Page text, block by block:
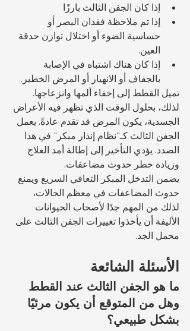
إذا كان الجفن الثالث بارزًا
إذا تم ملاحظة فقدان البصر أو
حساسية الضوء أو اختلال توازن حدقة
العين.
إذا كان هناك اشتباه في الإصابة
بالجفاف أو الانهيار أو المرض الخطير.
تميل القطط إلى إخفاء ألمها وانزعاجها.
لذلك، بحلول الوقت الذي تظهر فيه الأعراض
الجسدية، يكون المرض قد تقدم عادةً. يعمل
الجفن الثالث كـ"نظام إنذار مبكر" في هذا
الصدد. يؤدي التأخير إلى إطالة أمد العلاج
وزيادة خطر حدوث مضاعفات.
يضمن التدخل المبكر التعافي السريع ويمنع
حدوث المضاعفات في معظم الحالات،
لذلك من المهم جدًا لأصحاب الحيوانات
الأليفة أن يأخذوا تغييرات الجفن الثالث على
محمل الجد.
الأسئلة الشائعة
ما هو الجفن الثالث عند القطط
وهل من المتوقع أن يكون مرئيًا
بشكل طبيعي؟